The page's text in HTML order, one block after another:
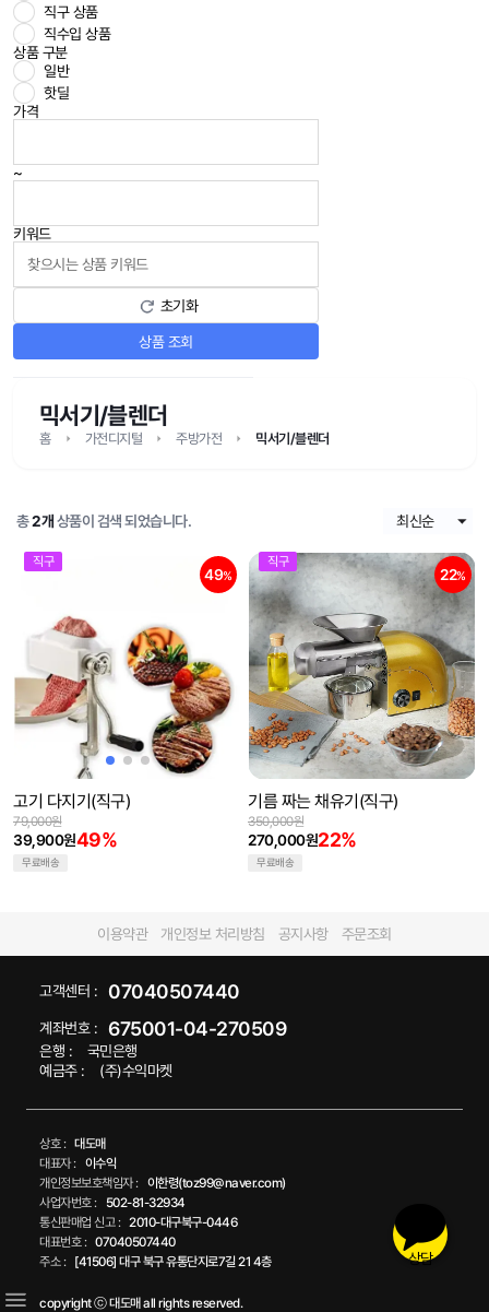
상담
직구 상품
직수입 상품
상품 구분
일반
핫딜
가격
~
키워드
초기화
상품 조회
믹서기/블렌더
홈 가전디지털 주방가전 믹서기/블렌더
총2개 상품이 검색 되었습니다.
직구
49%
고기 다지기(직구)
39,900원49%
79,000원
무료배송
직구
22%
기름 짜는 채유기(직구)
270,000원22%
350,000원
무료배송
이용약관 개인정보 처리방침 공지사항 주문조회
고객센터 : 07040507440
계좌번호 : 675001-04-270509
은행 :
국민은행
예금주 :
(주)수익마켓
상호 : 대도매
대표자 :
이수익
개인정보보호책임자 :
이한령(toz99@naver.com)
사업자번호 :
502-81-32934
통신판매업 신고 : 2010-대구북구-0446
대표번호 : 07040507440
주소 :
[41506] 대구 북구 유통단지로7길 21 4층
copyright ⓒ 대도매 all rights reserved.